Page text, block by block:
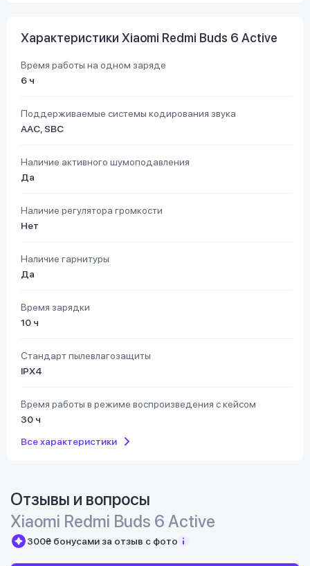
Характеристики Xiaomi Redmi Buds 6 Active
Время работы на одном заряде
6 ч
Поддерживаемые системы кодирования звука
AAC, SBC
Наличие активного шумоподавления
Да
Наличие регулятора громкости
Нет
Наличие гарнитуры
Да
Время зарядки
10 ч
Стандарт пылевлагозащиты
IPX4
Время работы в режиме воспроизведения с кейсом
30 ч
Все характеристики
Отзывы и вопросы
Xiaomi Redmi Buds 6 Active
300₴ бонусами за отзыв с фото